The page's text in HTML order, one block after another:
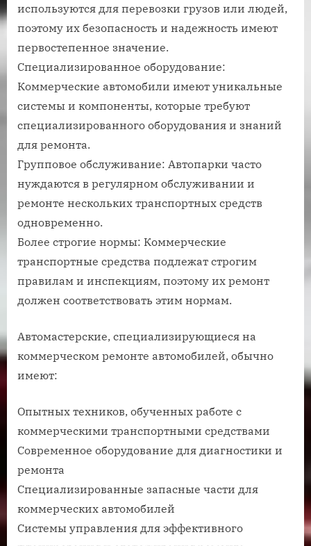
используются для перевозки грузов или людей,
поэтому их безопасность и надежность имеют
первостепенное значение.
Специализированное оборудование:
Коммерческие автомобили имеют уникальные
системы и компоненты, которые требуют
специализированного оборудования и знаний
для ремонта.
Групповое обслуживание: Автопарки часто
нуждаются в регулярном обслуживании и
ремонте нескольких транспортных средств
одновременно.
Более строгие нормы: Коммерческие
транспортные средства подлежат строгим
правилам и инспекциям, поэтому их ремонт
должен соответствовать этим нормам.
Автомастерские, специализирующиеся на
коммерческом ремонте автомобилей, обычно
имеют:
Опытных техников, обученных работе с
коммерческими транспортными средствами
Современное оборудование для диагностики и
ремонта
Специализированные запасные части для
коммерческих автомобилей
Системы управления для эффективного